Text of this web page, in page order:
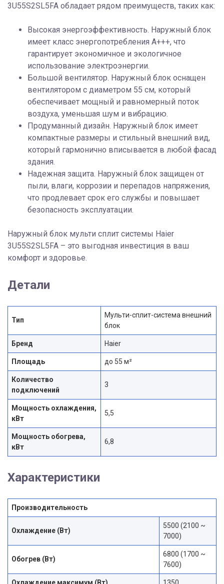
3U55S2SL5FA обладает рядом преимуществ, таких как:
Высокая энергоэффективность. Наружный блок
имеет класс энергопотребления A+++, что
гарантирует экономичное и экологичное
использование электроэнергии.
Большой вентилятор. Наружный блок оснащен
вентилятором с диаметром 55 см, который
обеспечивает мощный и равномерный поток
воздуха, уменьшая шум и вибрацию.
Продуманный дизайн. Наружный блок имеет
компактные размеры и стильный внешний вид,
который гармонично вписывается в любой фасад
здания.
Надежная защита. Наружный блок защищен от
пыли, влаги, коррозии и перепадов напряжения,
что продлевает срок его службы и повышает
безопасность эксплуатации.
Наружный блок мульти сплит системы Haier
3U55S2SL5FA – это выгодная инвестиция в ваш
комфорт и здоровье.
Детали
Тип
Мульти-сплит-система внешний
блок
Бренд Haier
Площадь до 55 м²
Количество
подключений
3
Мощность охлаждения,
кВт
5,5
Мощность обогрева,
кВт
6,8
Характеристики
Производительность
Охлаждение (Вт)
5500 (2100 ~
7000)
Обогрев (Вт)
6800 (1700 ~
7600)
Охлаждение максимум (Вт) 1350